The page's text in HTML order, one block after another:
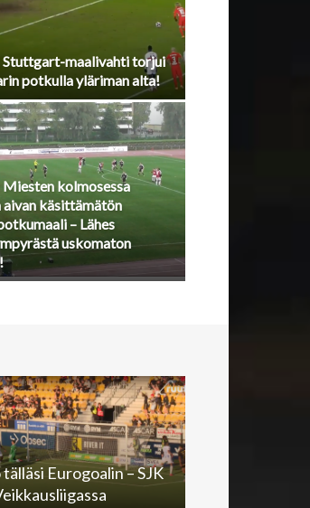
Stuttgart-maalivahti torjui
potkulla yläriman alta!
kolmosessa
aivan käsittämätön
– Lähes
uskomaton
Eurogoalin – SJK